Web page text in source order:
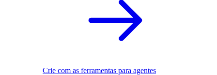
Crie com as ferramentas para agentes